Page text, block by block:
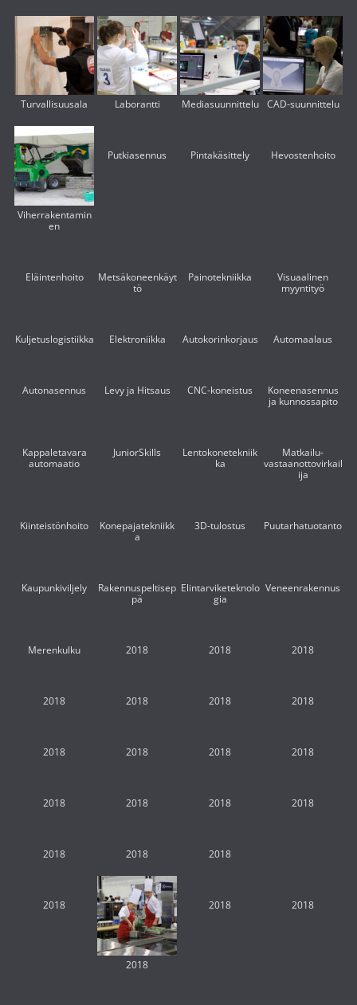
Turvallisuusala Laborantti Mediasuunnittelu CAD-suunnittelu
Viherrakentamin
en
Putkiasennus Pintakäsittely Hevostenhoito
Eläintenhoito
Metsäkoneenkäyt
tö
Painotekniikka
Visuaalinen
myyntityö
Kuljetuslogistiikka Elektroniikka Autokorinkorjaus Automaalaus
Autonasennus Levy ja Hitsaus CNC-koneistus
Koneenasennus
ja kunnossapito
Kappaletavara
automaatio
JuniorSkills
Lentokonetekniik
ka
Matkailu-
vastaanottovirkail
ija
Kiinteistönhoito
Konepajatekniikk
a
3D-tulostus Puutarhatuotanto
Kaupunkiviljely
Rakennuspeltisep
pä
Elintarviketeknolo
gia
Veneenrakennus
Merenkulku 2018 2018 2018
2018 2018 2018 2018
2018 2018 2018 2018
2018 2018 2018 2018
2018 2018 2018
2018
2018
2018 2018